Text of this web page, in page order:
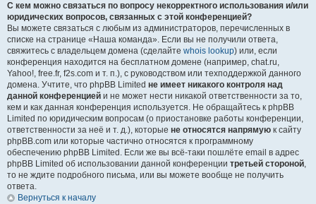
С кем можно связаться по вопросу некорректного использования и/или
юридических вопросов, связанных с этой конференцией?
Вы можете связаться с любым из администраторов, перечисленных в
списке на странице «Наша команда». Если вы не получили ответа,
свяжитесь с владельцем домена (сделайте whois lookup) или, если
конференция находится на бесплатном домене (например, chat.ru,
Yahoo!, free.fr, f2s.com и т. п.), с руководством или техподдержкой данного
домена. Учтите, что phpBB Limited не имеет никакого контроля над
данной конференцией и не может нести никакой ответственности за то,
кем и как данная конференция используется. Не обращайтесь к phpBB
Limited по юридическим вопросам (о приостановке работы конференции,
ответственности за неё и т. д.), которые не относятся напрямую к сайту
phpBB.com или которые частично относятся к программному
обеспечению phpBB Limited. Если же вы всё-таки пошлёте email в адрес
phpBB Limited об использовании данной конференции третьей стороной,
то не ждите подробного письма, или вы можете вообще не получить
ответа.
Вернуться к началу